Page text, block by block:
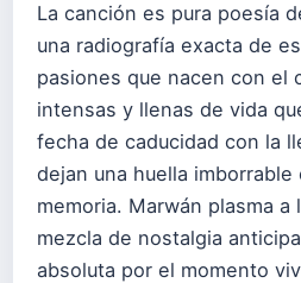
La canción es pura poesía
una radiografía exacta de
pasiones que nacen con el
intensas y llenas de vida
fecha de caducidad con la
dejan una huella
memoria. Marwán plasma
mezcla de nostalgia
absoluta por el momento